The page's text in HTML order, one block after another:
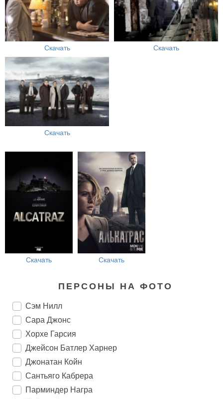
Скачать Скачать
Скачать
Скачать Скачать
ПЕРСОНЫ НА ФОТО
Сэм Нилл
Сара Джонс
Хорхе Гарсия
Джейсон Батлер Харнер
Джонатан Койн
Сантьяго Кабрера
Парминдер Награ